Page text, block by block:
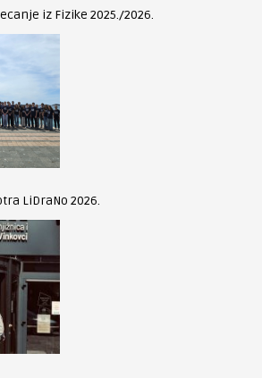
iz Fizike 2025./2026.
LiDraNo 2026.